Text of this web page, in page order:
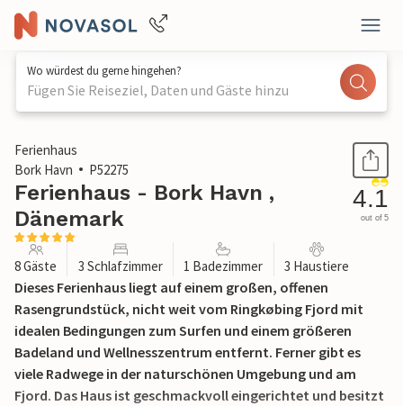
Wo würdest du gerne hingehen?
Fügen Sie Reiseziel, Daten und Gäste hinzu
1 / 26
Ferienhaus
Bork Havn
P52275
Ferienhaus - Bork Havn ,
Dänemark
4.1
out of 5
8 Gäste 3 Schlafzimmer 1 Badezimmer 3 Haustiere
Dieses Ferienhaus liegt auf einem großen, offenen
Rasengrundstück, nicht weit vom Ringkøbing Fjord mit
idealen Bedingungen zum Surfen und einem größeren
Badeland und Wellnesszentrum entfernt. Ferner gibt es
viele Radwege in der naturschönen Umgebung und am
Fjord. Das Haus ist geschmackvoll eingerichtet und besitzt